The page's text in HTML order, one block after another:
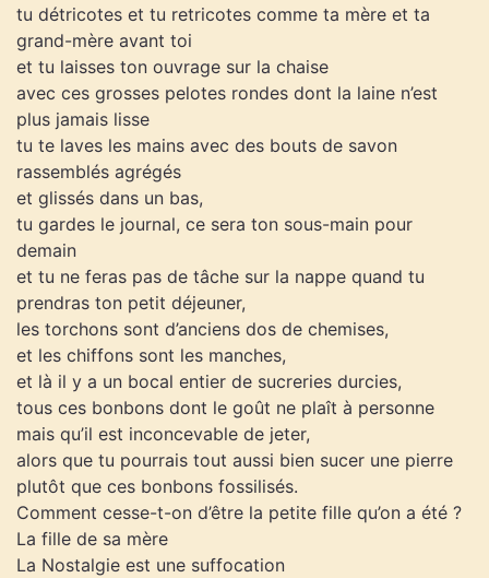
tu détricotes et tu retricotes comme ta mère et ta
grand-mère avant toi
et tu laisses ton ouvrage sur la chaise
avec ces grosses pelotes rondes dont la laine n’est
plus jamais lisse
tu te laves les mains avec des bouts de savon
rassemblés agrégés
et glissés dans un bas,
tu gardes le journal, ce sera ton sous-main pour
demain
et tu ne feras pas de tâche sur la nappe quand tu
prendras ton petit déjeuner,
les torchons sont d’anciens dos de chemises,
et les chiffons sont les manches,
et là il y a un bocal entier de sucreries durcies,
tous ces bonbons dont le goût ne plaît à personne
mais qu’il est inconcevable de jeter,
alors que tu pourrais tout aussi bien sucer une pierre
plutôt que ces bonbons fossilisés.
Comment cesse-t-on d’être la petite fille qu’on a été ?
La fille de sa mère
La Nostalgie est une suffocation